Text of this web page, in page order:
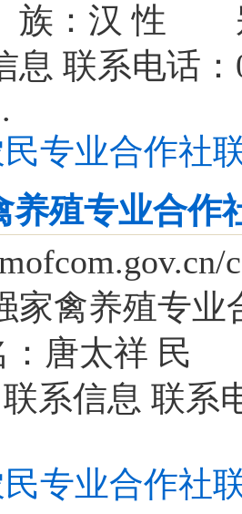
：汉 性 别
息 联系电话：
专业合作社
养殖专业合作
家禽养殖专
唐太祥 民
系信息 联系
专业合作社